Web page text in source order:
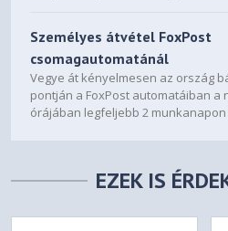
Személyes átvétel FoxPost
csomagautomatánál
Vegye át kényelmesen az ország
pontján a FoxPost automatáiban a
órájában legfeljebb 2 munkanapon
EZEK IS